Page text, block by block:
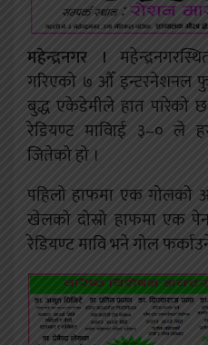
महेन्द्रनगर ।
गरिएको ७ औँ इन्टरनेशनल
बुद्ध एकेडेमीले हात पारेको
रेडियण्ट माविाई ३–० ले
जितेको हो ।
पहिलो हाफमा एक गोलको
खेलको दोस्रो हाफमा एक
रेडियण्ट मावि भने गोल